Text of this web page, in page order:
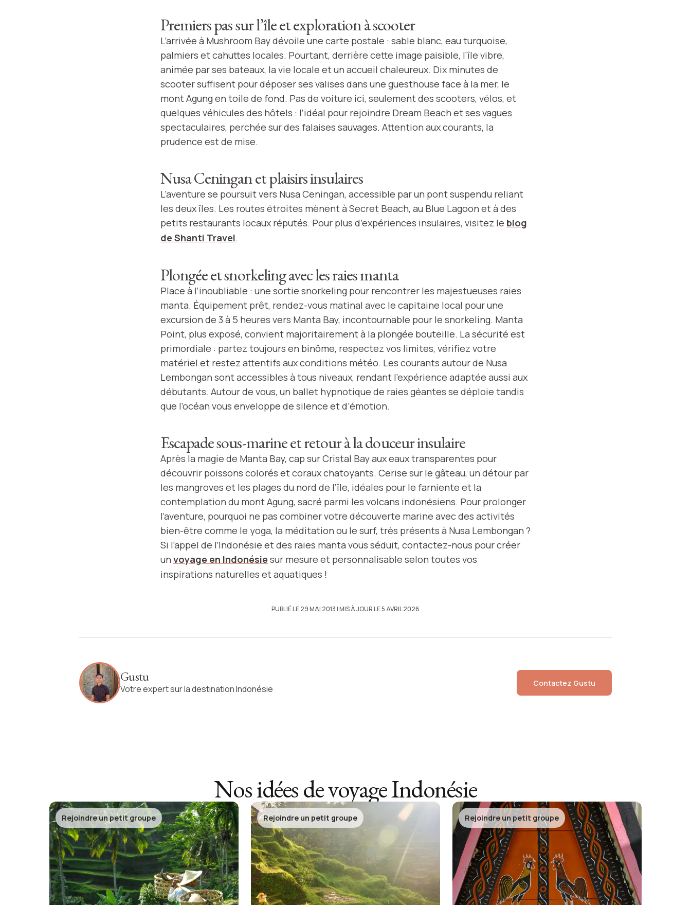
Premiers pas sur l’île et exploration à scooter
L’arrivée à Mushroom Bay dévoile une carte postale : sable blanc, eau turquoise,
palmiers et cahuttes locales. Pourtant, derrière cette image paisible, l’île vibre,
animée par ses bateaux, la vie locale et un accueil chaleureux. Dix minutes de
scooter suffisent pour déposer ses valises dans une guesthouse face à la mer, le
mont Agung en toile de fond. Pas de voiture ici, seulement des scooters, vélos, et
quelques véhicules des hôtels : l’idéal pour rejoindre Dream Beach et ses vagues
spectaculaires, perchée sur des falaises sauvages. Attention aux courants, la
prudence est de mise.
Nusa Ceningan et plaisirs insulaires
L’aventure se poursuit vers Nusa Ceningan, accessible par un pont suspendu reliant
les deux îles. Les routes étroites mènent à Secret Beach, au Blue Lagoon et à des
petits restaurants locaux réputés. Pour plus d’expériences insulaires, visitez le blog
de Shanti Travel.
Plongée et snorkeling avec les raies manta
Place à l’inoubliable : une sortie snorkeling pour rencontrer les majestueuses raies
manta. Équipement prêt, rendez-vous matinal avec le capitaine local pour une
excursion de 3 à 5 heures vers Manta Bay, incontournable pour le snorkeling. Manta
Point, plus exposé, convient majoritairement à la plongée bouteille. La sécurité est
primordiale : partez toujours en binôme, respectez vos limites, vérifiez votre
matériel et restez attentifs aux conditions météo. Les courants autour de Nusa
Lembongan sont accessibles à tous niveaux, rendant l’expérience adaptée aussi aux
débutants. Autour de vous, un ballet hypnotique de raies géantes se déploie tandis
que l’océan vous enveloppe de silence et d’émotion.
Escapade sous-marine et retour à la douceur insulaire
Après la magie de Manta Bay, cap sur Cristal Bay aux eaux transparentes pour
découvrir poissons colorés et coraux chatoyants. Cerise sur le gâteau, un détour par
les mangroves et les plages du nord de l’île, idéales pour le farniente et la
contemplation du mont Agung, sacré parmi les volcans indonésiens. Pour prolonger
l’aventure, pourquoi ne pas combiner votre découverte marine avec des activités
bien-être comme le yoga, la méditation ou le surf, très présents à Nusa Lembongan ?
Si l’appel de l’Indonésie et des raies manta vous séduit, contactez-nous pour créer
un voyage en Indonésie sur mesure et personnalisable selon toutes vos
inspirations naturelles et aquatiques !
PUBLIÉ LE 29 MAI 2013| MIS À JOUR LE 5 AVRIL 2026
Gustu
Votre expert sur la destination Indonésie
Contactez Gustu
Nos idées de voyageIndonésie
Rejoindre un petit groupe Rejoindre un petit groupe Rejoindre un petit groupe